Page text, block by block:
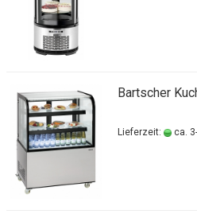
Bartscher
Lieferzeit: ca.